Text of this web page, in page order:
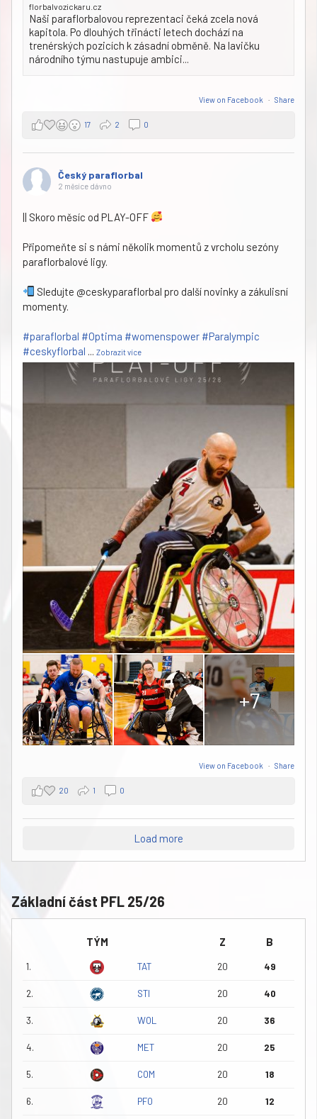
florbalvozickaru.cz
Naši paraflorbalovou reprezentaci čeká zcela nová
kapitola. Po dlouhých třinácti letech dochází na
trenérských pozicích k zásadní obměně. Na lavičku
národního týmu nastupuje ambici...
View on Facebook · Share
17 2 0
Český paraflorbal
2 měsíce dávno
|| Skoro měsíc od PLAY-OFF
Připomeňte si s námi několik momentů z vrcholu sezóny
paraflorbalové ligy.
Sledujte @ceskyparaflorbal pro další novinky a zákulisní
momenty.
#paraflorbal #Optima #womenspower #Paralympic
#ceskyflorbal ... Zobrazit více
+7
View on Facebook · Share
20 1 0
Load more
Základní část PFL 25/26
TÝM Z B
1. TAT 20 49
2. STI 20 40
3. WOL 20 36
4. MET 20 25
5. COM 20 18
6. PFO 20 12